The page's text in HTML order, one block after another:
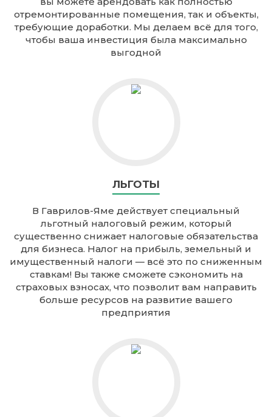
отремонтированные помещения, так и объекты,
требующие доработки. Мы делаем всё для того,
чтобы ваша инвестиция была максимально
выгодной
ЛЬГОТЫ
В Гаврилов-Яме действует специальный
льготный налоговый режим, который
существенно снижает налоговые обязательства
для бизнеса. Налог на прибыль, земельный и
имущественный налоги — всё это по сниженным
ставкам! Вы также сможете сэкономить на
страховых взносах, что позволит вам направить
больше ресурсов на развитие вашего
предприятия